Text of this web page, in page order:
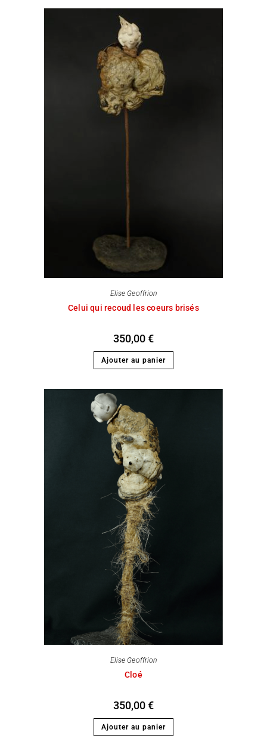
Elise Geoffrion
Celui qui recoud les coeurs brisés
350,00€
Ajouter au panier
Elise Geoffrion
Cloé
350,00€
Ajouter au panier